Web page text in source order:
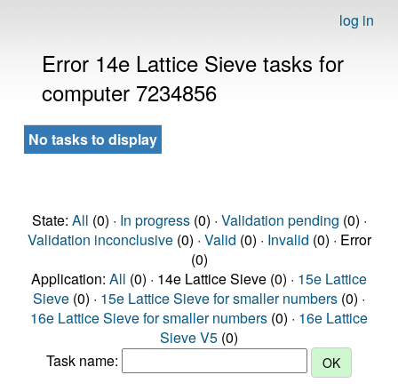
log in
Error 14e Lattice Sieve tasks for
computer 7234856
No tasks to display
State: All (0) · In progress(0) · Validation pending (0) ·
Validation inconclusive(0) · Valid (0) · Invalid (0) · Error
(0)
Application: All (0) · 14e Lattice Sieve (0) · 15e Lattice
Sieve (0) · 15e Lattice Sieve for smaller numbers (0) ·
16e Lattice Sieve for smaller numbers (0) · 16e Lattice
Sieve V5 (0)
Task name: